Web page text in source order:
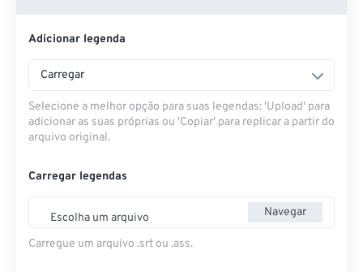
Adicionar legenda
Carregar
Selecione a melhor opção para suas legendas: 'Upload' para
adicionar as suas próprias ou 'Copiar' para replicar a partir do
arquivo original.
Carregar legendas
Escolha um arquivo Navegar
Carregue um arquivo .srt ou .ass.